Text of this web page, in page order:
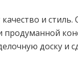
и
доску